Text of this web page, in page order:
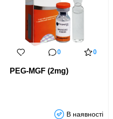
0 0
PEG-MGF (2mg)
В наявності